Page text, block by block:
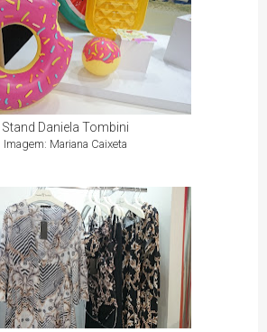
Stand Daniela Tombini
Imagem: Mariana Caixeta